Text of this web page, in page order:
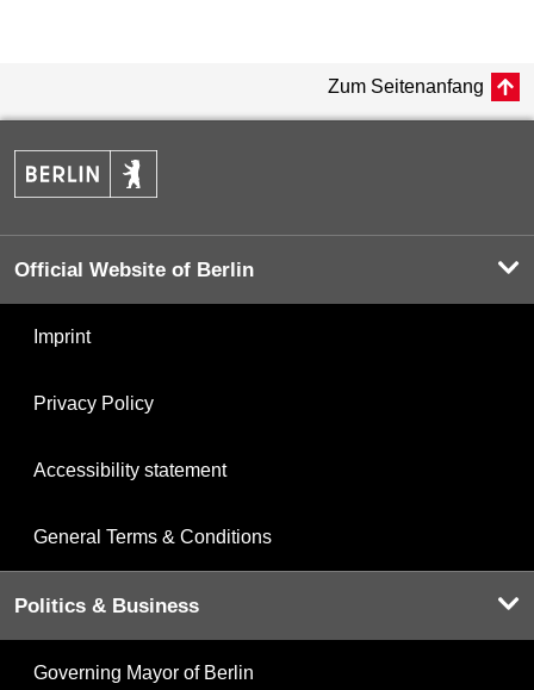
Zum Seitenanfang
Official Website of Berlin
Imprint
Privacy Policy
Accessibility statement
General Terms & Conditions
Politics & Business
Governing Mayor of Berlin